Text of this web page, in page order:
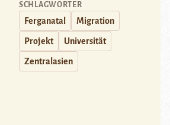
SCHLAGWÖRTER
Ferganatal Migration
Projekt Universität
Zentralasien